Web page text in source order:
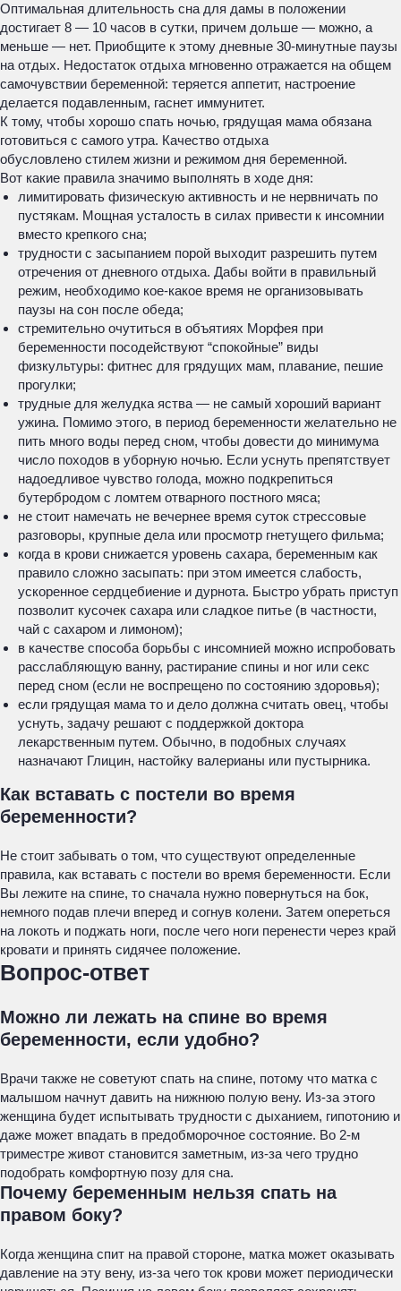
Оптимальная длительность сна для дамы в положении
достигает 8 — 10 часов в сутки, причем дольше — можно, а
меньше — нет. Приобщите к этому дневные 30-минутные паузы
на отдых. Недостаток отдыха мгновенно отражается на общем
самочувствии беременной: теряется аппетит, настроение
делается подавленным, гаснет иммунитет.
К тому, чтобы хорошо спать ночью, грядущая мама обязана
готовиться с самого утра. Качество отдыха
обусловлено стилем жизни и режимом дня беременной.
Вот какие правила значимо выполнять в ходе дня:
лимитировать физическую активность и не нервничать по
пустякам. Мощная усталость в силах привести к инсомнии
вместо крепкого сна;
трудности с засыпанием порой выходит разрешить путем
отречения от дневного отдыха. Дабы войти в правильный
режим, необходимо кое-какое время не организовывать
паузы на сон после обеда;
стремительно очутиться в объятиях Морфея при
беременности посодействуют “спокойные” виды
физкультуры: фитнес для грядущих мам, плавание, пешие
прогулки;
трудные для желудка яства — не самый хороший вариант
ужина. Помимо этого, в период беременности желательно не
пить много воды перед сном, чтобы довести до минимума
число походов в уборную ночью. Если уснуть препятствует
надоедливое чувство голода, можно подкрепиться
бутербродом с ломтем отварного постного мяса;
не стоит намечать не вечернее время суток стрессовые
разговоры, крупные дела или просмотр гнетущего фильма;
когда в крови снижается уровень сахара, беременным как
правило сложно засыпать: при этом имеется слабость,
ускоренное сердцебиение и дурнота. Быстро убрать приступ
позволит кусочек сахара или сладкое питье (в частности,
чай с сахаром и лимоном);
в качестве способа борьбы с инсомнией можно испробовать
расслабляющую ванну, растирание спины и ног или секс
перед сном (если не воспрещено по состоянию здоровья);
если грядущая мама то и дело должна считать овец, чтобы
уснуть, задачу решают с поддержкой доктора
лекарственным путем. Обычно, в подобных случаях
назначают Глицин, настойку валерианы или пустырника.
Как вставать с постели во время
беременности?
Не стоит забывать о том, что существуют определенные
правила, как вставать с постели во время беременности. Если
Вы лежите на спине, то сначала нужно повернуться на бок,
немного подав плечи вперед и согнув колени. Затем опереться
на локоть и поджать ноги, после чего ноги перенести через край
кровати и принять сидячее положение.
Вопрос-ответ
Можно ли лежать на спине во время
беременности, если удобно?
Врачи также не советуют спать на спине, потому что матка с
малышом начнут давить на нижнюю полую вену. Из-за этого
женщина будет испытывать трудности с дыханием, гипотонию и
даже может впадать в предобморочное состояние. Во 2-м
триместре живот становится заметным, из-за чего трудно
подобрать комфортную позу для сна.
Почему беременным нельзя спать на
правом боку?
Когда женщина спит на правой стороне, матка может оказывать
давление на эту вену, из-за чего ток крови может периодически